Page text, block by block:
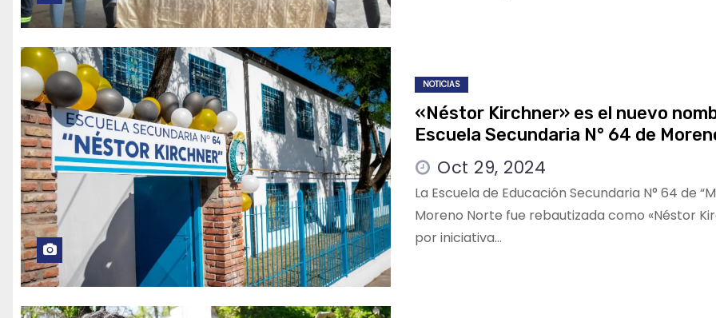
NOTICIAS
«Néstor Kirchner» es el nuevo
Escuela Secundaria N° 64 de
Oct 29, 2024
La Escuela de Educación Secundaria N° 64 de
Moreno Norte fue rebautizada como «Néstor
por iniciativa…